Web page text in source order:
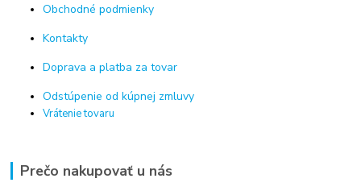
Obchodné podmienky
Kontakty
Doprava a platba za tovar
Odstúpenie od kúpnej zmluvy
Vrátenie tovaru
Prečo nakupovať u nás